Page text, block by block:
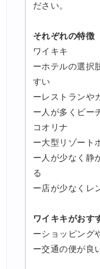
ださい。
それぞれの特徴
ワイキキ
ーホテルの選択
すい
ーレストランや
ー人が多くビー
コオリナ
ー大型リゾート
ー人が少なく静
る
ー店が少なくレ
ワイキキがおす
ーショッピング
ー交通の便が良